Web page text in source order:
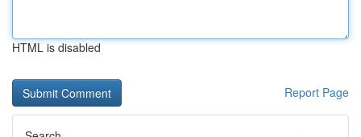
HTML is disabled
Report Page